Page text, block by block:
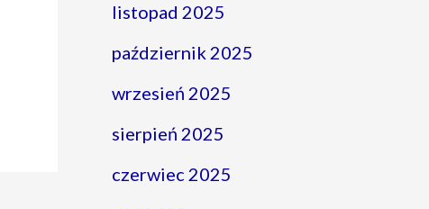
listopad 2025
październik 2025
wrzesień 2025
sierpień 2025
czerwiec 2025